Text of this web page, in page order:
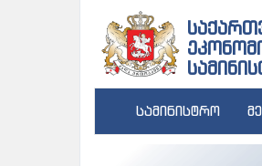
სამინისტრო